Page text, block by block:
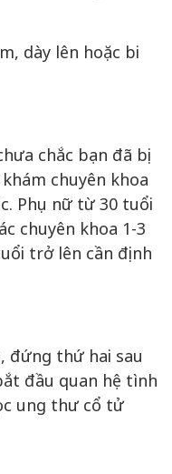
dày lên hoặc bi
chắc bạn đã bị
chuyên khoa
Phụ nữ từ 30 tuổi
chuyên khoa 1-3
trở lên cần định
đứng thứ hai sau
đầu quan hệ tình
ung thư cổ tử